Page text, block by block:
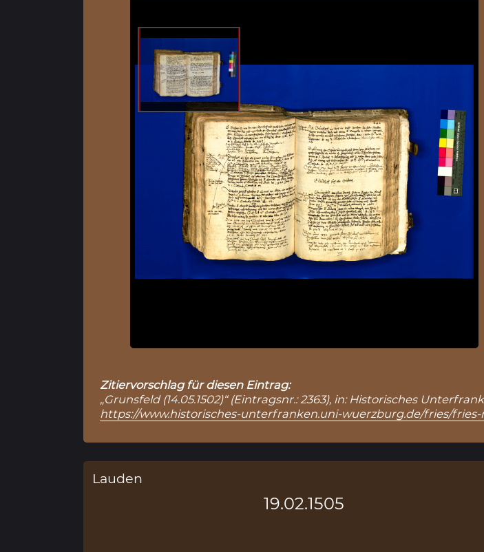
Zitiervorschlag für diesen Eintrag:
„Grunsfeld (14.05.1502)“ (Eintragsnr.: 2363), in: Historisches
https://www.historisches-unterfranken.uni-wuerzburg.de/fries/fries-
Lauden
19.02.1505